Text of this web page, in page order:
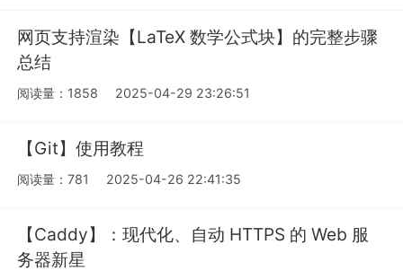
网页支持渲染【LaTeX 数学公式块】的完整步骤
总结
阅读量：1858 2025-04-29 23:26:51
【Git】使用教程
阅读量：781 2025-04-26 22:41:35
【Caddy】：现代化、自动 HTTPS 的 Web 服
务器新星